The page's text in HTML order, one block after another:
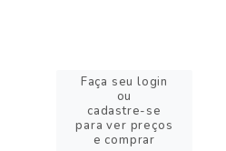
Faça seu login
ou
cadastre-se
para ver preços
e comprar